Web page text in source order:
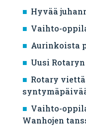
Hyvää
Vaihto-
Aurinkoista
Uusi
Rotary
Vaihto-
Wanhojen